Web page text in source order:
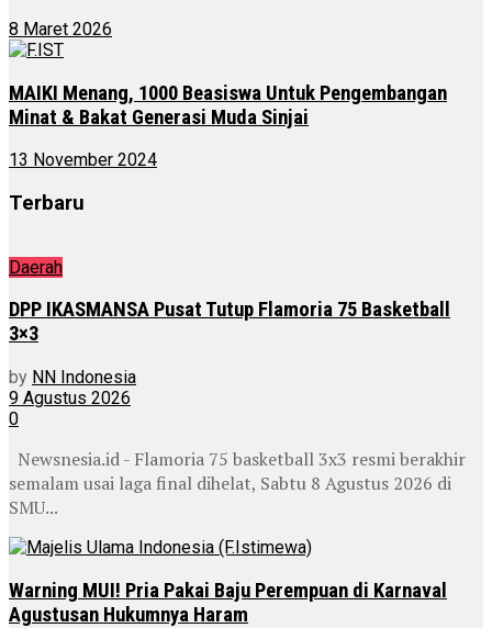
8 Maret 2026
MAIKI Menang, 1000 Beasiswa Untuk Pengembangan
Minat & Bakat Generasi Muda Sinjai
13 November 2024
Terbaru
Daerah
DPP IKASMANSA Pusat Tutup Flamoria 75 Basketball
3×3
by NN Indonesia
9 Agustus 2026
0
Newsnesia.id - Flamoria 75 basketball 3x3 resmi berakhir
semalam usai laga final dihelat, Sabtu 8 Agustus 2026 di
SMU...
Warning MUI! Pria Pakai Baju Perempuan di Karnaval
Agustusan Hukumnya Haram